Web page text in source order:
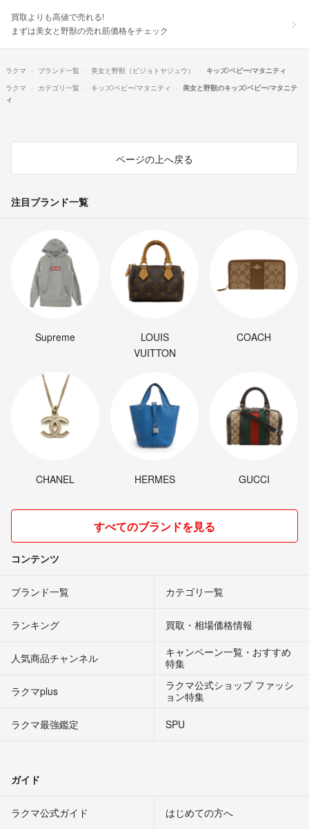
買取よりも高値で売れる!
まずは美女と野獣の売れ筋価格をチェック
ラクマ ブランド一覧 美女と野獣（ビジョトヤジュウ）
キッズ/ベビー/マタニティ
ラクマ
カテゴリ一覧 キッズ/ベビー/マタニティ
美女と野獣のキッズ/ベビー/マタニテ
ィ
ページの上へ戻る
注目ブランド一覧
Supreme
LOUIS
VUITTON
COACH
CHANEL HERMES GUCCI
すべてのブランドを見る
コンテンツ
ブランド一覧 カテゴリ一覧
ランキング 買取・相場価格情報
人気商品チャンネル
キャンペーン一覧・おすすめ
特集
ラクマplus
ラクマ公式ショップ ファッシ
ョン特集
ラクマ最強鑑定
SPU
ガイド
ラクマ公式ガイド はじめての方へ